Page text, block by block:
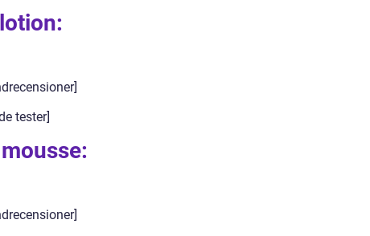
tester]